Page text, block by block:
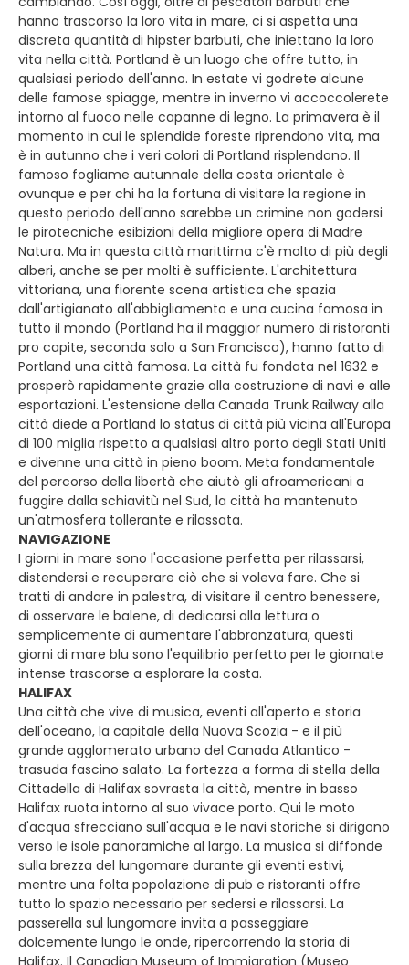
hanno trascorso la loro vita in mare, ci si aspetta una
discreta quantità di hipster barbuti, che iniettano la loro
vita nella città. Portland è un luogo che offre tutto, in
qualsiasi periodo dell'anno. In estate vi godrete alcune
delle famose spiagge, mentre in inverno vi accoccolerete
intorno al fuoco nelle capanne di legno. La primavera è il
momento in cui le splendide foreste riprendono vita, ma
è in autunno che i veri colori di Portland risplendono. Il
famoso fogliame autunnale della costa orientale è
ovunque e per chi ha la fortuna di visitare la regione in
questo periodo dell'anno sarebbe un crimine non godersi
le pirotecniche esibizioni della migliore opera di Madre
Natura. Ma in questa città marittima c'è molto di più degli
alberi, anche se per molti è sufficiente. L'architettura
vittoriana, una fiorente scena artistica che spazia
dall'artigianato all'abbigliamento e una cucina famosa in
tutto il mondo (Portland ha il maggior numero di ristoranti
pro capite, seconda solo a San Francisco), hanno fatto di
Portland una città famosa. La città fu fondata nel 1632 e
prosperò rapidamente grazie alla costruzione di navi e alle
esportazioni. L'estensione della Canada Trunk Railway alla
città diede a Portland lo status di città più vicina all'Europa
di 100 miglia rispetto a qualsiasi altro porto degli Stati Uniti
e divenne una città in pieno boom. Meta fondamentale
del percorso della libertà che aiutò gli afroamericani a
fuggire dalla schiavitù nel Sud, la città ha mantenuto
un'atmosfera tollerante e rilassata.
NAVIGAZIONE
I giorni in mare sono l'occasione perfetta per rilassarsi,
distendersi e recuperare ciò che si voleva fare. Che si
tratti di andare in palestra, di visitare il centro benessere,
di osservare le balene, di dedicarsi alla lettura o
semplicemente di aumentare l'abbronzatura, questi
giorni di mare blu sono l'equilibrio perfetto per le giornate
intense trascorse a esplorare la costa.
HALIFAX
Una città che vive di musica, eventi all'aperto e storia
dell'oceano, la capitale della Nuova Scozia - e il più
grande agglomerato urbano del Canada Atlantico -
trasuda fascino salato. La fortezza a forma di stella della
Cittadella di Halifax sovrasta la città, mentre in basso
Halifax ruota intorno al suo vivace porto. Qui le moto
d'acqua sfrecciano sull'acqua e le navi storiche si dirigono
verso le isole panoramiche al largo. La musica si diffonde
sulla brezza del lungomare durante gli eventi estivi,
mentre una folta popolazione di pub e ristoranti offre
tutto lo spazio necessario per sedersi e rilassarsi. La
passerella sul lungomare invita a passeggiare
dolcemente lungo le onde, ripercorrendo la storia di
Halifax. Il Canadian Museum of Immigration (Museo